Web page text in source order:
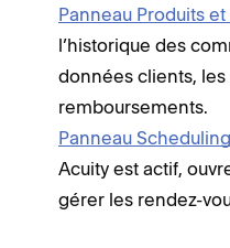
Panneau Produits
l’historique des
données clients,
remboursements.
Panneau Scheduling
Acuity est actif,
gérer les rendez-